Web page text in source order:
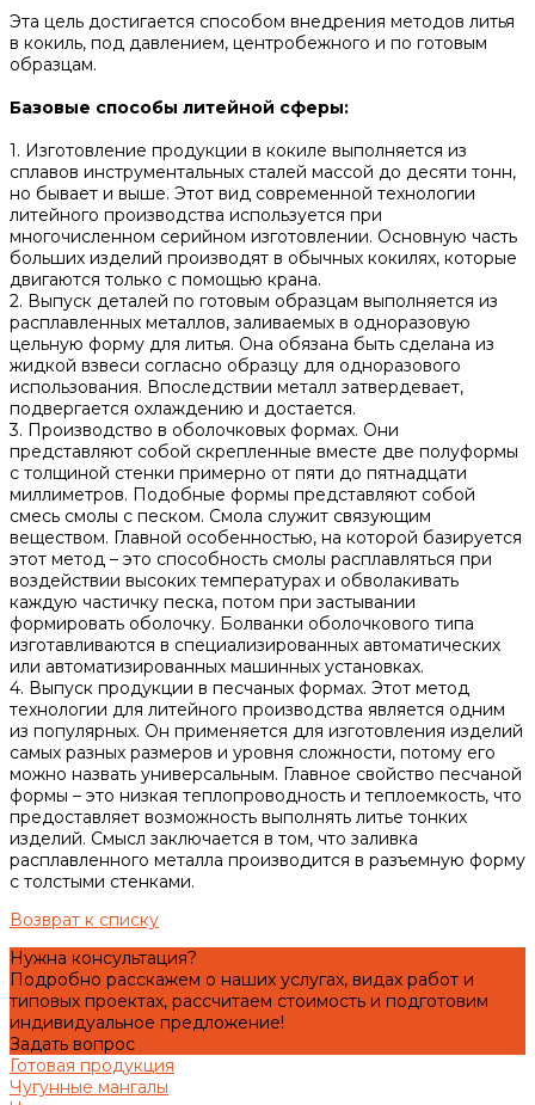
Эта цель достигается способом внедрения методов литья
в кокиль, под давлением, центробежного и по готовым
образцам.
Базовые способы литейной сферы:
1. Изготовление продукции в кокиле выполняется из
сплавов инструментальных сталей массой до десяти тонн,
но бывает и выше. Этот вид современной технологии
литейного производства используется при
многочисленном серийном изготовлении. Основную часть
больших изделий производят в обычных кокилях, которые
двигаются только с помощью крана.
2. Выпуск деталей по готовым образцам выполняется из
расплавленных металлов, заливаемых в одноразовую
цельную форму для литья. Она обязана быть сделана из
жидкой взвеси согласно образцу для одноразового
использования. Впоследствии металл затвердевает,
подвергается охлаждению и достается.
3. Производство в оболочковых формах. Они
представляют собой скрепленные вместе две полуформы
с толщиной стенки примерно от пяти до пятнадцати
миллиметров. Подобные формы представляют собой
смесь смолы с песком. Смола служит связующим
веществом. Главной особенностью, на которой базируется
этот метод – это способность смолы расплавляться при
воздействии высоких температурах и обволакивать
каждую частичку песка, потом при застывании
формировать оболочку. Болванки оболочкового типа
изготавливаются в специализированных автоматических
или автоматизированных машинных установках.
4. Выпуск продукции в песчаных формах. Этот метод
технологии для литейного производства является одним
из популярных. Он применяется для изготовления изделий
самых разных размеров и уровня сложности, потому его
можно назвать универсальным. Главное свойство песчаной
формы – это низкая теплопроводность и теплоемкость, что
предоставляет возможность выполнять литье тонких
изделий. Смысл заключается в том, что заливка
расплавленного металла производится в разъемную форму
с толстыми стенками.
Возврат к списку
Нужна консультация?
Подробно расскажем о наших услугах, видах работ и
типовых проектах, рассчитаем стоимость и подготовим
индивидуальное предложение!
Задать вопрос
Готовая продукция
Чугунные мангалы